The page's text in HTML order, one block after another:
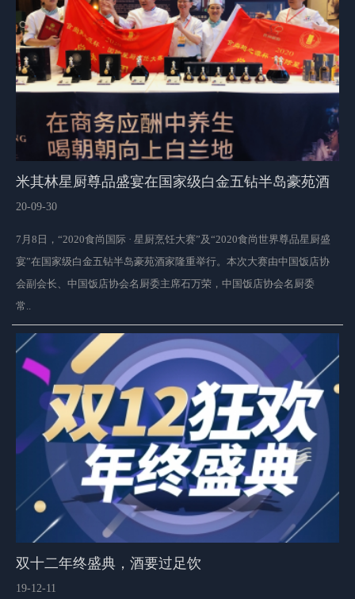
米其林星厨尊品盛宴在国家级白金五钻半岛豪苑酒
家隆重举行
20-09-30
7月8日，“2020食尚国际 · 星厨烹饪大赛”及“2020食尚世界尊品星厨盛
宴”在国家级白金五钻半岛豪苑酒家隆重举行。本次大赛由中国饭店协
会副会长、中国饭店协会名厨委主席石万荣，中国饭店协会名厨委
常..
双十二年终盛典，酒要过足饮
19-12-11